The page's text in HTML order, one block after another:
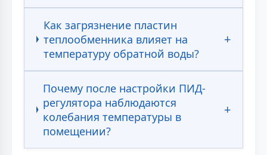
Как загрязнение пластин
теплообменника влияет на
температуру обратной воды?
Почему после настройки ПИД-
регулятора наблюдаются
колебания температуры в
помещении?